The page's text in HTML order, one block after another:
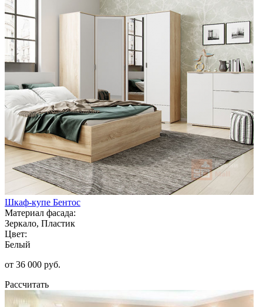
Шкаф-купе Бентос
Материал фасада:
Зеркало, Пластик
Цвет:
Белый
от 36 000 руб.
Рассчитать